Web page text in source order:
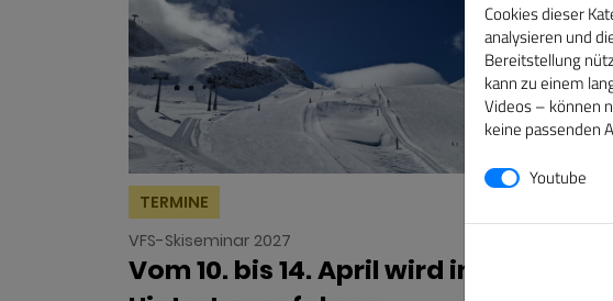
TERMINE
VFS-Skiseminar 2027
Vom 10. bis 14. April wird in
Cookies dieser
analysieren und
Bereitstellung
kann zu einem
Videos – können
keine passenden
Youtube